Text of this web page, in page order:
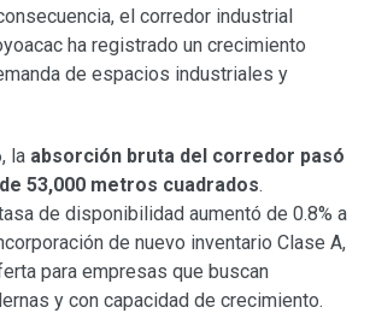
el corredor industrial
ha registrado un crecimiento
de espacios industriales y
la absorción bruta del corredor pasó
53,000 metros cuadrados.
de disponibilidad aumentó de 0.8% a
de nuevo inventario Clase A,
para empresas que buscan
y con capacidad de crecimiento.